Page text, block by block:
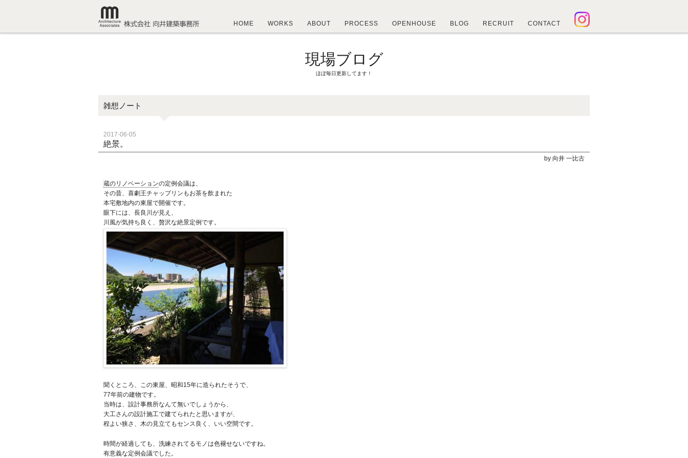
HOME WORKS ABOUT PROCESS OPENHOUSE BLOG RECRUIT CONTACT
現場ブログ
ほぼ毎日更新してます！
雑想ノート
2017-06-05
絶景。
by 向井 一比古
蔵のリノベーションの定例会議は、
その昔、喜劇王チャップリンもお茶を飲まれた
本宅敷地内の東屋で開催です。
眼下には、長良川が見え、
川風が気持ち良く、贅沢な絶景定例です。
聞くところ、この東屋、昭和15年に造られたそうで、
77年前の建物です。
当時は、設計事務所なんて無いでしょうから、
大工さんの設計施工で建てられたと思いますが、
程よい狭さ、木の見立てもセンス良く、いい空間です。
時間が経過しても、洗練されてるモノは色褪せないですね。
有意義な定例会議でした。